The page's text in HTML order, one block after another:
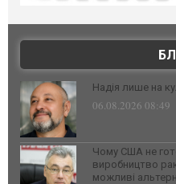
Надія лише на
06.08.2026 08:49
Чому США не
виробництво
можливі